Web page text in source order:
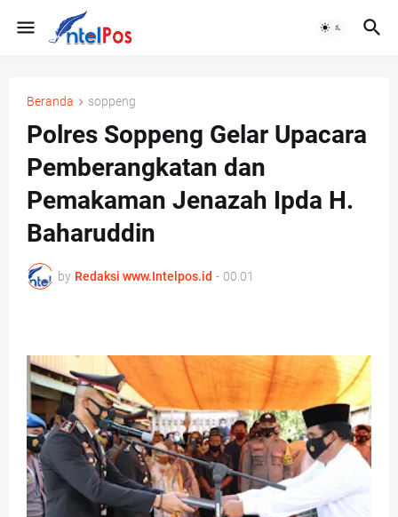
Beranda soppeng
Polres Soppeng Gelar Upacara
Pemberangkatan dan
Pemakaman Jenazah Ipda H.
Baharuddin
by Redaksi www.Intelpos.id - 00.01